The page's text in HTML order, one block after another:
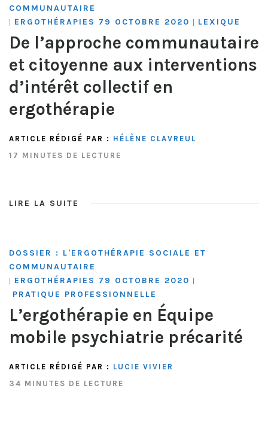
COMMUNAUTAIRE
| ERGOTHÉRAPIES 79 OCTOBRE 2020 | LEXIQUE
De l’approche communautaire
et citoyenne aux interventions
d’intérêt collectif en
ergothérapie
ARTICLE RÉDIGÉ PAR : HÉLÈNE CLAVREUL
17 MINUTES DE LECTURE
LIRE LA SUITE
DOSSIER : L'ERGOTHÉRAPIE SOCIALE ET
COMMUNAUTAIRE
| ERGOTHÉRAPIES 79 OCTOBRE 2020 |
PRATIQUE PROFESSIONNELLE
L’ergothérapie en Équipe
mobile psychiatrie précarité
ARTICLE RÉDIGÉ PAR : LUCIE VIVIER
34 MINUTES DE LECTURE